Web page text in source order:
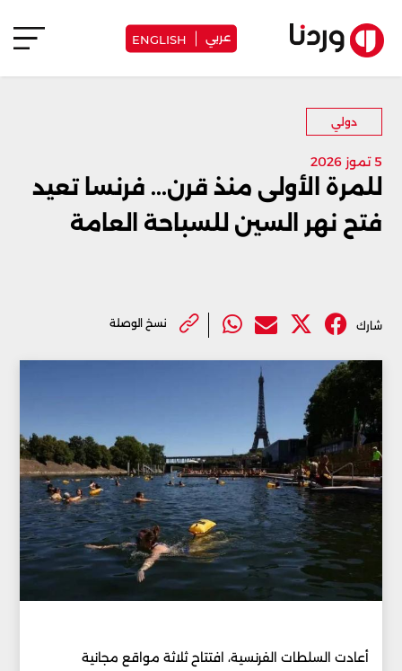
عربي ENGLISH
دولي
5 تموز 2026
للمرة الأولى منذ قرن... فرنسا تعيد
فتح نهر السين للسباحة العامة
شارك نسخ الوصلة
أعادت السلطات الفرنسية، افتتاح ثلاثة مواقع مجانية